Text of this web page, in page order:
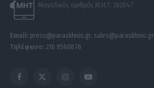
Μοναδικός αριθμός Μ.Η.Τ. 262047
Email: press@paraskhnio.gr, sales@paraskhnio.gr
Τηλέφωνο: 210 9580876
Facebook
X
InstagramYouTube